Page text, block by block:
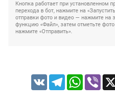
Кнопка работает при установленном
перехода в бот, нажмите на
отправки фото и видео — нажмите на
функцию «Файл», затем отметьте
нажмите «Отправить».
VK TelegramWhatsApp
Viber